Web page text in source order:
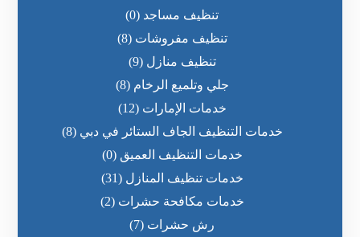
تنظيف مساجد (0)
تنظيف مفروشات (8)
تنظيف منازل (9)
جلي وتلميع الرخام (8)
خدمات الإمارات (12)
خدمات التنظيف الجاف الستائر في دبي (8)
خدمات التنظيف العميق (0)
خدمات تنظيف المنازل (31)
خدمات مكافحة حشرات (2)
رش حشرات (7)